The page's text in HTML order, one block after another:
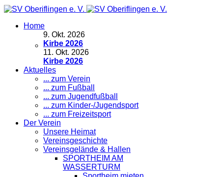
Home
9. Okt. 2026
Kirbe 2026
11. Okt. 2026
Kirbe 2026
Aktuelles
... zum Verein
... zum Fußball
... zum Jugendfußball
... zum Kinder-/Jugendsport
... zum Freizeitsport
Der Verein
Unsere Heimat
Vereinsgeschichte
Vereinsgelände & Hallen
SPORTHEIM AM
WASSERTURM